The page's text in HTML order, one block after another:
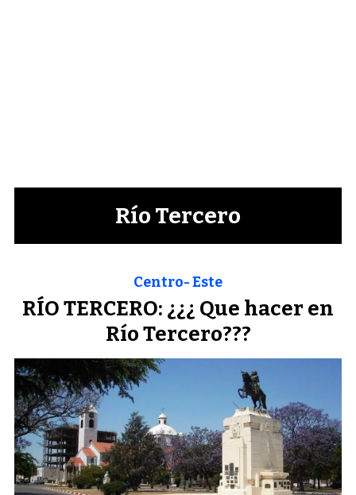
Río Tercero
RÍO TERCERO: ¿¿¿ Que hacer en
Río Tercero???
Centro- Este